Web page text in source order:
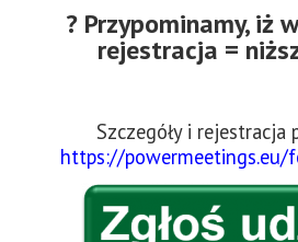
? Przypominamy, iż
rejestracja =
Szczegóły i rejestracja
https://powermeetings.eu/